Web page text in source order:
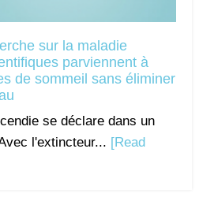
sur la maladie
parviennent à
de sommeil sans éliminer
se déclare dans un
l'extincteur... [Read